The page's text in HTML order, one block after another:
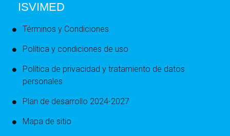
ISVIMED
Términos y Condiciones
Política y condiciones de uso
Política de privacidad y tratamiento de datos
personales
Plan de desarrollo 2024-2027
Mapa de sitio